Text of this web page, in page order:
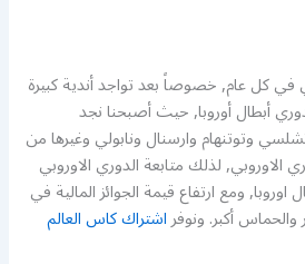
في كل عام, خصوصاً بعد تواجد أندية كبيرة
أبطال أوروبا, حيث أصبحنا نجد
وتوتنهام وارسنال ونابولي وغيرها من
الاوروبي, لذلك متابعة الدوري الاوروبي
ومع ارتفاع قيمة الجوائز المالية في
أكبر. ونوفراشتراك كاس العالم